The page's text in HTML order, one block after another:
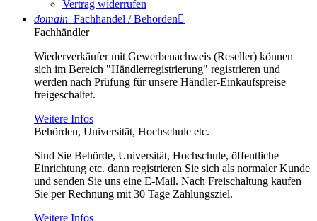
Vertrag widerrufen
domain Fachhandel / Behörden
Fachhändler
Wiederverkäufer mit Gewerbenachweis (Reseller) können
sich im Bereich "Händlerregistrierung" registrieren und
werden nach Prüfung für unsere Händler-Einkaufspreise
freigeschaltet.
Weitere Infos
Behörden, Universität, Hochschule etc.
Sind Sie Behörde, Universität, Hochschule, öffentliche
Einrichtung etc. dann registrieren Sie sich als normaler Kunde
und senden Sie uns eine E-Mail. Nach Freischaltung kaufen
Sie per Rechnung mit 30 Tage Zahlungsziel.
Weitere Infos